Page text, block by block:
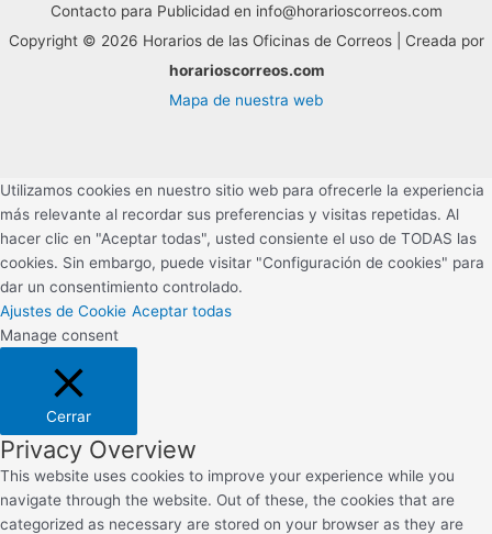
Contacto para Publicidad en info@horarioscorreos.com
Copyright © 2026 Horarios de las Oficinas de Correos | Creada por
horarioscorreos.com
Mapa de nuestra web
Utilizamos cookies en nuestro sitio web para ofrecerle la experiencia
más relevante al recordar sus preferencias y visitas repetidas. Al
hacer clic en "Aceptar todas", usted consiente el uso de TODAS las
cookies. Sin embargo, puede visitar "Configuración de cookies" para
dar un consentimiento controlado.
Ajustes de Cookie Aceptar todas
Manage consent
Cerrar
Privacy Overview
This website uses cookies to improve your experience while you
navigate through the website. Out of these, the cookies that are
categorized as necessary are stored on your browser as they are